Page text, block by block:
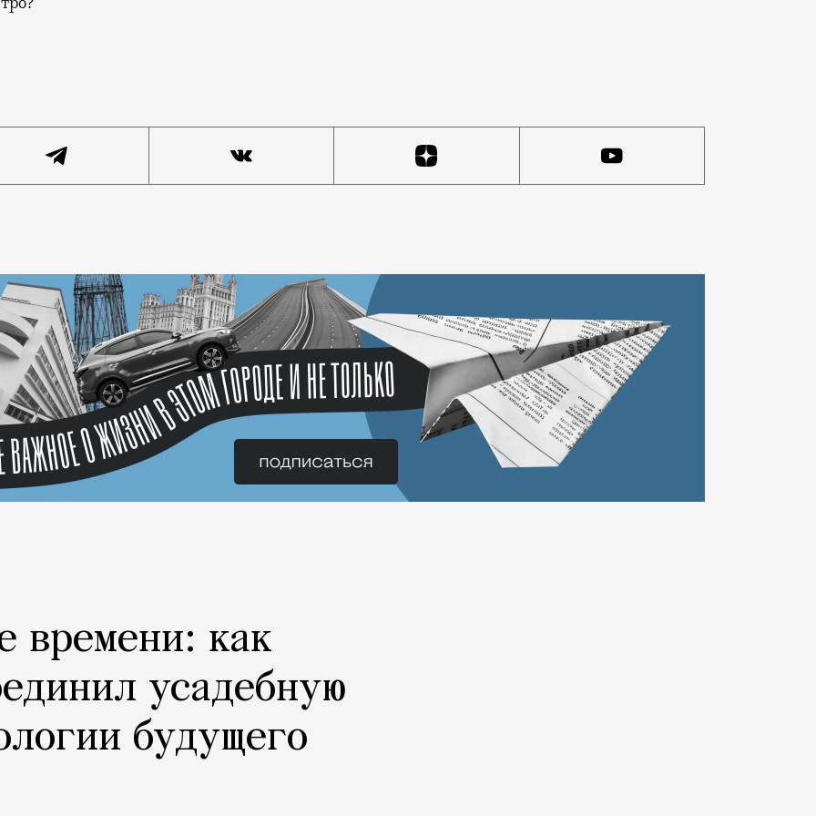
времени: как
усадебную
будущего